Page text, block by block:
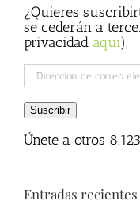
¿Quieres
se cederán a
privacidad aqui).
Dirección
de
correo
electrónico
Suscribir
Únete a otros
Entradas recientes